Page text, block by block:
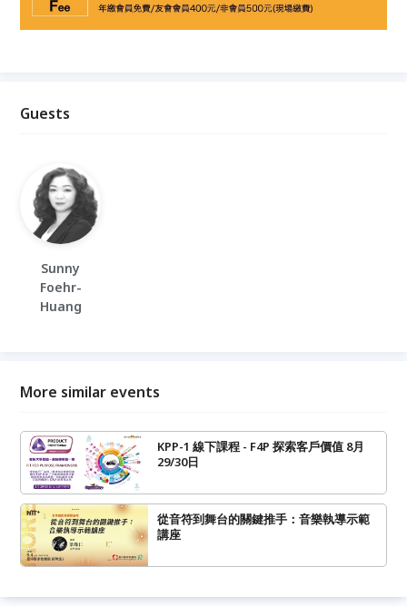
Guests
Sunny
Foehr-
Huang
More similar events
KPP-1 線下課程 - F4P 探索客戶價值 8月
29/30日
從音符到舞台的關鍵推手：音樂執導示範
講座